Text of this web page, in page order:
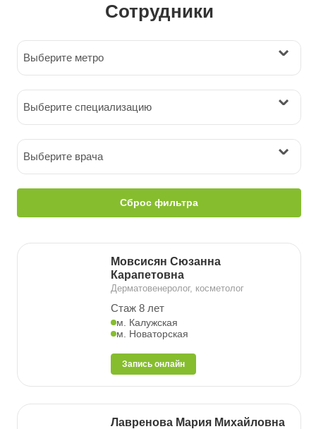
Сотрудники
Выберите метро
Выберите специализацию
Выберите врача
Сброс фильтра
Мовсисян Сюзанна
Карапетовна
Дерматовенеролог, косметолог
Стаж 8 лет
м. Калужская
м. Новаторская
Запись онлайн
Лавренова Мария Михайловна